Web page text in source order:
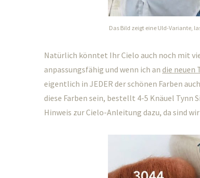
Das Bild zeigt eine Uld-Variante,
Natürlich könntet Ihr Cielo auch noch mit
anpassungsfähig und wenn ich an die neuen
eigentlich in JEDER der schönen Farben
diese Farben sein, bestellt 4-5 Knäuel
Hinweis zur Cielo-Anleitung dazu, da sind